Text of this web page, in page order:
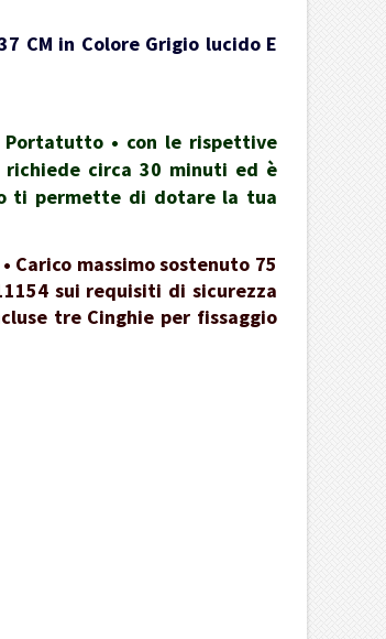
CM in Colore Grigio lucido E
Portatutto • con le rispettive
circa 30 minuti ed è
ti permette di dotare la tua
Carico massimo sostenuto 75
sui requisiti di sicurezza
tre Cinghie per fissaggio